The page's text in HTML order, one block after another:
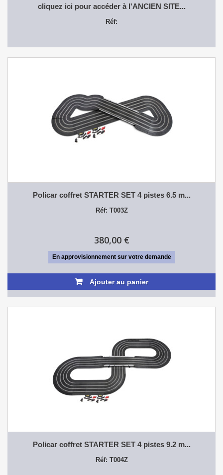
cliquez ici pour accéder à l'ANCIEN SITE...
Réf:
Policar coffret STARTER SET 4 pistes 6.5 m...
Réf: T003Z
380,00 €
En approvisionnement sur votre demande
Ajouter au panier
Policar coffret STARTER SET 4 pistes 9.2 m...
Réf: T004Z